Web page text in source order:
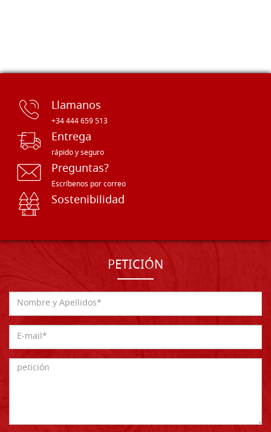
Llamanos
+34 444 659 513
Entrega
rápido y seguro
Preguntas?
Escríbenos por correo
Sostenibilidad
PETICIÓN